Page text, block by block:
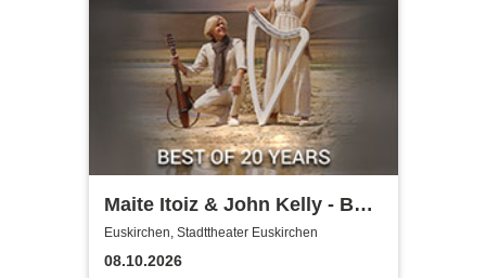
Maite Itoiz & John Kelly - Best
of 20 Years - Anniversary
Tour 2026
Euskirchen, Stadttheater Euskirchen
08.10.2026